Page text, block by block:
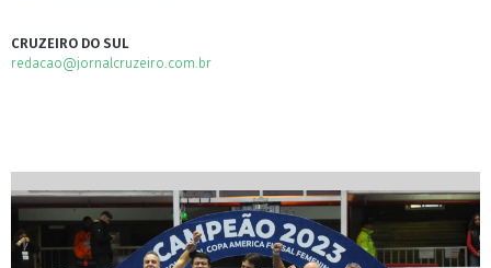
CRUZEIRO DO SUL
redacao@jornalcruzeiro.com.br